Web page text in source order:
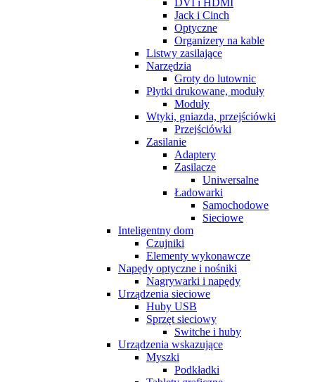
DVI i HDMI
Jack i Cinch
Optyczne
Organizery na kable
Listwy zasilające
Narzędzia
Groty do lutownic
Płytki drukowane, moduły
Moduły
Wtyki, gniazda, przejściówki
Przejściówki
Zasilanie
Adaptery
Zasilacze
Uniwersalne
Ładowarki
Samochodowe
Sieciowe
Inteligentny dom
Czujniki
Elementy wykonawcze
Napędy optyczne i nośniki
Nagrywarki i napędy
Urządzenia sieciowe
Huby USB
Sprzęt sieciowy
Switche i huby
Urządzenia wskazujące
Myszki
Podkładki